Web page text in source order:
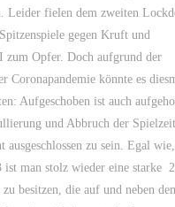
Leider fielen dem zweiten
gegen Kruft und
zum Opfer. Doch aufgrund der
Coronapandemie könnte es
Aufgeschoben ist auch
und Abbruch der Spielzeit
ausgeschlossen zu sein. Egal wie,
ist man stolz wieder eine starke
besitzen, die auf und neben